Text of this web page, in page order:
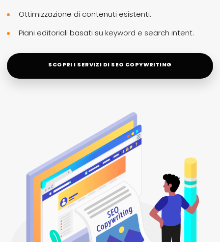
Ottimizzazione di contenuti esistenti.
Piani editoriali basati su keyword e search intent.
SCOPRI I SERVIZI DI SEO COPYWRITING